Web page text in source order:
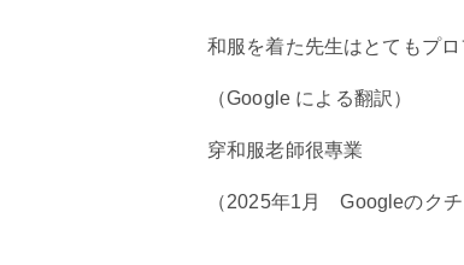
和服を着た先生はとてもプロ
（Google による翻訳）
穿和服老師很專業
（2025年1月 Googleのクチ